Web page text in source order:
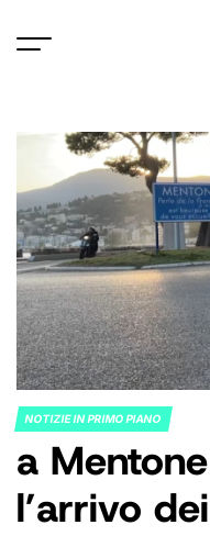
POSTED
NOTIZIE IN PRIMO PIANO
a
l’arrivo